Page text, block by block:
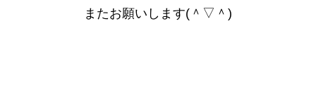
またお願いします(＾▽＾)